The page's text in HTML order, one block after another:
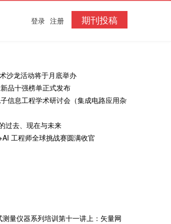
期刊投稿
登录 注册
沙龙活动将于月底举办
品十强榜单正式发布
信息工程学术研讨会（集成电路应用杂
过去、现在与未来
工程师全球挑战赛圆满收官
测量仪器系列培训第十一讲上：矢量网